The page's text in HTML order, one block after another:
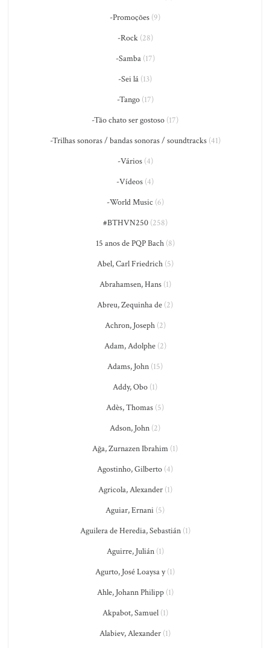
-Promoções (9)
-Rock(28)
-Samba(17)
-Sei lá (13)
-Tango(17)
-Tão chato ser gostoso (17)
-Trilhas sonoras / bandas sonoras / soundtracks(41)
-Vários(4)
-Vídeos (4)
-World Music (6)
#BTHVN250(258)
15 anos de PQP Bach(8)
Abel, Carl Friedrich(5)
Abrahamsen, Hans(1)
Abreu, Zequinha de (2)
Achron, Joseph(2)
Adam, Adolphe(2)
Adams, John (15)
Addy, Obo (1)
Adès, Thomas (5)
Adson, John (2)
Ağa, Zurnazen Ibrahim (1)
Agostinho, Gilberto (4)
Agricola, Alexander(1)
Aguiar, Ernani (5)
Aguilera de Heredia, Sebastián(1)
Aguirre, Julián(1)
Agurto, José Loaysa y(1)
Ahle, Johann Philipp(1)
Akpabot, Samuel(1)
Alabiev, Alexander (1)